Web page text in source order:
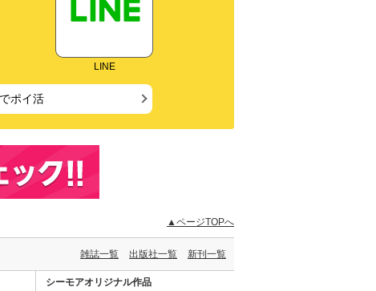
LINE
ポイ活
▲ページTOPへ
雑誌一覧 出版社一覧 新刊一覧
シーモアオリジナル作品